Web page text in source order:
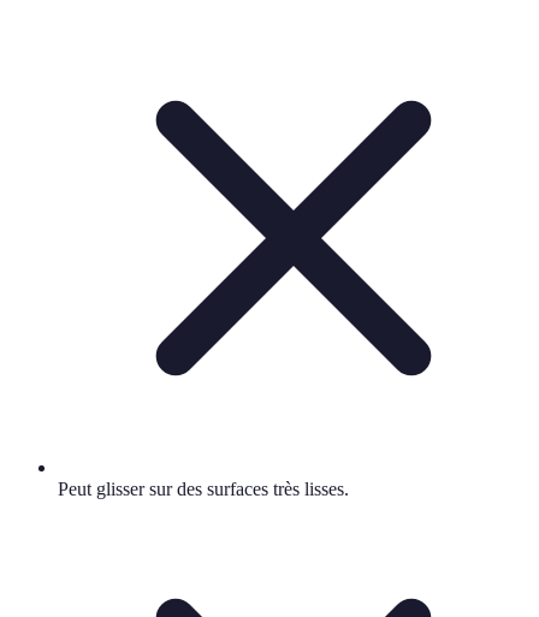
Peut glisser sur des surfaces très lisses.